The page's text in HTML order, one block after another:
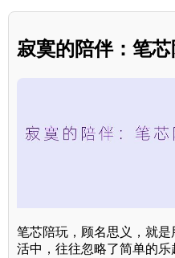
寂寞的陪伴：笔
笔芯陪玩，顾名思义，就
活中，往往忽略了简单的